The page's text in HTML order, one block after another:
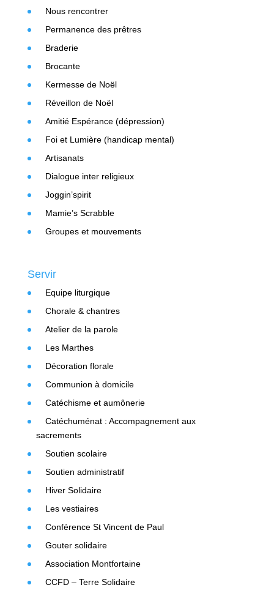
Nous rencontrer
Permanence des prêtres
Braderie
Brocante
Kermesse de Noël
Réveillon de Noël
Amitié Espérance (dépression)
Foi et Lumière (handicap mental)
Artisanats
Dialogue inter religieux
Joggin’spirit
Mamie’s Scrabble
Groupes et mouvements
Servir
Equipe liturgique
Chorale & chantres
Atelier de la parole
Les Marthes
Décoration florale
Communion à domicile
Catéchisme et aumônerie
Catéchuménat : Accompagnement aux
sacrements
Soutien scolaire
Soutien administratif
Hiver Solidaire
Les vestiaires
Conférence St Vincent de Paul
Gouter solidaire
Association Montfortaine
CCFD – Terre Solidaire